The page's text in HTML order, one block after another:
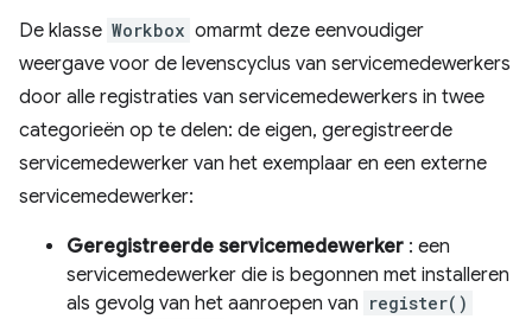
De klasse Workbox omarmt deze eenvoudiger
weergave voor de levenscyclus van servicemedewerkers
door alle registraties van servicemedewerkers in twee
categorieën op te delen: de eigen, geregistreerde
servicemedewerker van het exemplaar en een externe
servicemedewerker:
Geregistreerde servicemedewerker : een
servicemedewerker die is begonnen met installeren
als gevolg van het aanroepen van register()